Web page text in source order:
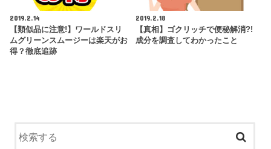
2019.2.14
【類似品に注意!】ワールドスリ
ムグリーンスムージーは楽天がお
得？徹底追跡
2019.2.18
【真相】ゴクリッチで便秘解消?!
成分を調査してわかったこと